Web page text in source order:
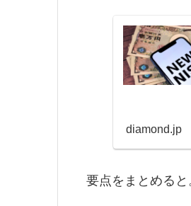
diamond.jp
要点をまとめると